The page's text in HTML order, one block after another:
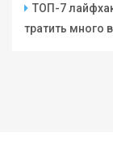
ТОП-7
тратить много